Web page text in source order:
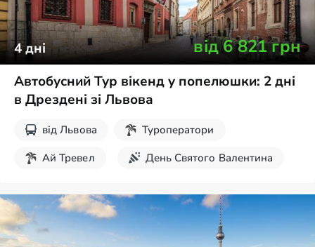
4дні від6 821грн
Автобусний Тур вікенд у попелюшки: 2 дні
в Дрездені зі Львова
від Львова
Туроператори
Ай Тревел
День Святого Валентина
Травневі свята
Великдень
Новорічні тури
Екскурсії на вихідні